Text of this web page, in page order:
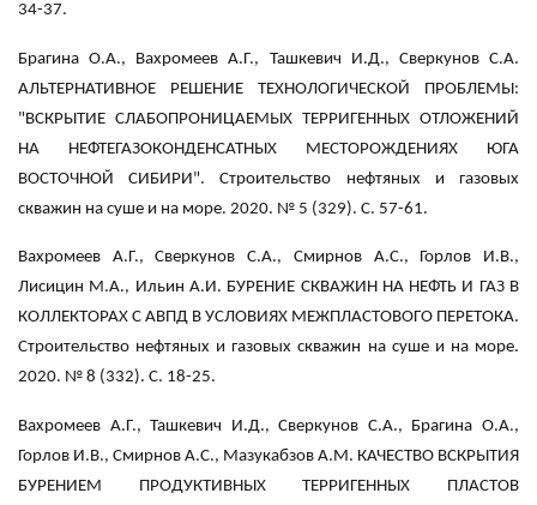
34-37.
Брагина О.А., Вахромеев А.Г., Ташкевич И.Д., Сверкунов С.А.
АЛЬТЕРНАТИВНОЕ РЕШЕНИЕ ТЕХНОЛОГИЧЕСКОЙ ПРОБЛЕМЫ:
"ВСКРЫТИЕ СЛАБОПРОНИЦАЕМЫХ ТЕРРИГЕННЫХ ОТЛОЖЕНИЙ
НА НЕФТЕГАЗОКОНДЕНСАТНЫХ МЕСТОРОЖДЕНИЯХ ЮГА
ВОСТОЧНОЙ СИБИРИ". Строительство нефтяных и газовых
скважин на суше и на море. 2020. № 5 (329). С. 57-61.
Вахромеев А.Г., Сверкунов С.А., Смирнов А.С., Горлов И.В.,
Лисицин М.А., Ильин А.И. БУРЕНИЕ СКВАЖИН НА НЕФТЬ И ГАЗ В
КОЛЛЕКТОРАХ С АВПД В УСЛОВИЯХ МЕЖПЛАСТОВОГО ПЕРЕТОКА.
Строительство нефтяных и газовых скважин на суше и на море.
2020. № 8 (332). С. 18-25.
Вахромеев А.Г., Ташкевич И.Д., Сверкунов С.А., Брагина О.А.,
Горлов И.В., Смирнов А.С., Мазукабзов А.М. КАЧЕСТВО ВСКРЫТИЯ
БУРЕНИЕМ ПРОДУКТИВНЫХ ТЕРРИГЕННЫХ ПЛАСТОВ